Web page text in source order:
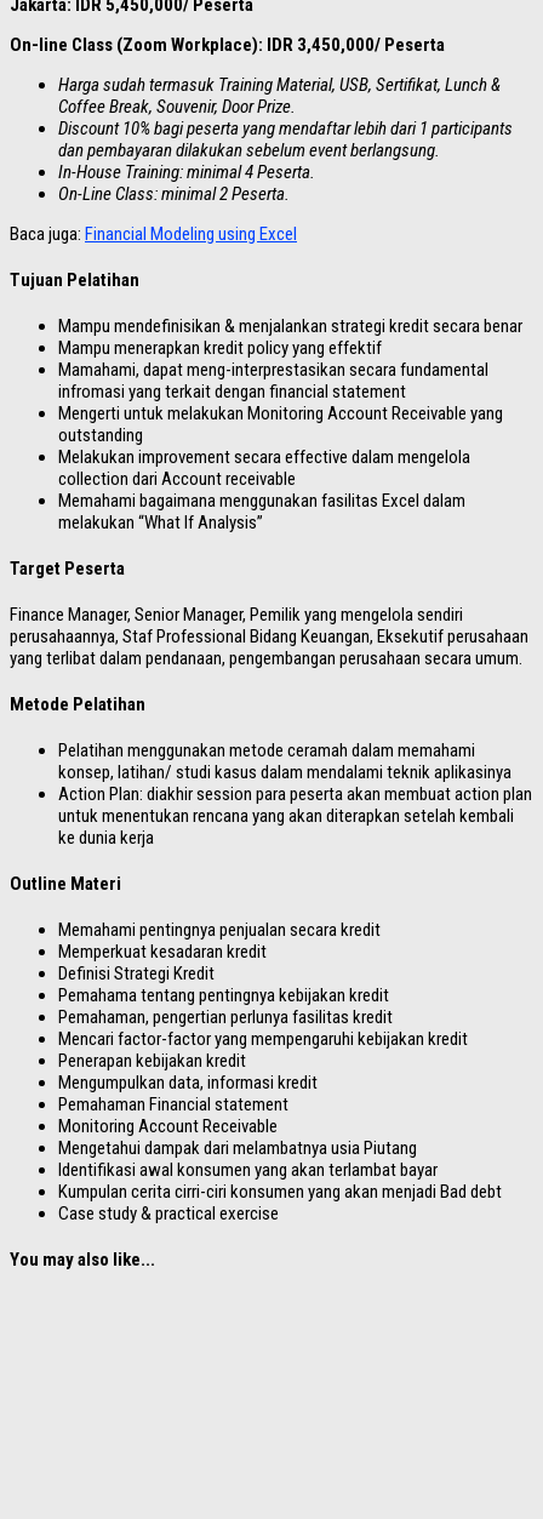
Jakarta: IDR 5,450,000/ Peserta
On-line Class (Zoom Workplace): IDR 3,450,000/ Peserta
Harga sudah termasuk Training Material, USB, Sertifikat, Lunch &
Coffee Break, Souvenir, Door Prize.
Discount 10% bagi peserta yang mendaftar lebih dari 1 participants
dan pembayaran dilakukan sebelum event berlangsung.
In-House Training: minimal 4 Peserta.
On-Line Class: minimal 2 Peserta.
Baca juga: Financial Modeling using Excel
Tujuan Pelatihan
Mampu mendefinisikan & menjalankan strategi kredit secara benar
Mampu menerapkan kredit policy yang effektif
Mamahami, dapat meng-interprestasikan secara fundamental
infromasi yang terkait dengan financial statement
Mengerti untuk melakukan Monitoring Account Receivable yang
outstanding
Melakukan improvement secara effective dalam mengelola
collection dari Account receivable
Memahami bagaimana menggunakan fasilitas Excel dalam
melakukan “What If Analysis”
Target Peserta
Finance Manager, Senior Manager, Pemilik yang mengelola sendiri
perusahaannya, Staf Professional Bidang Keuangan, Eksekutif perusahaan
yang terlibat dalam pendanaan, pengembangan perusahaan secara umum.
Metode Pelatihan
Pelatihan menggunakan metode ceramah dalam memahami
konsep, latihan/ studi kasus dalam mendalami teknik aplikasinya
Action Plan: diakhir session para peserta akan membuat action plan
untuk menentukan rencana yang akan diterapkan setelah kembali
ke dunia kerja
Outline Materi
Memahami pentingnya penjualan secara kredit
Memperkuat kesadaran kredit
Definisi Strategi Kredit
Pemahama tentang pentingnya kebijakan kredit
Pemahaman, pengertian perlunya fasilitas kredit
Mencari factor-factor yang mempengaruhi kebijakan kredit
Penerapan kebijakan kredit
Mengumpulkan data, informasi kredit
Pemahaman Financial statement
Monitoring Account Receivable
Mengetahui dampak dari melambatnya usia Piutang
Identifikasi awal konsumen yang akan terlambat bayar
Kumpulan cerita cirri-ciri konsumen yang akan menjadi Bad debt
Case study & practical exercise
You may also like...